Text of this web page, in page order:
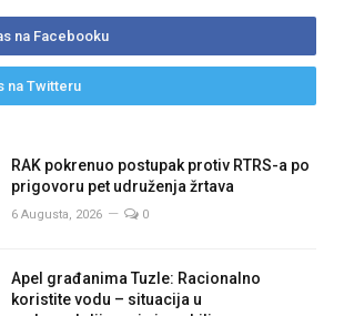
na Facebooku
na Twitteru
RAK pokrenuo postupak protiv RTRS-a po
prigovoru pet udruženja žrtava
6 Augusta, 2026 0
Apel građanima Tuzle: Racionalno
koristite vodu – situacija u